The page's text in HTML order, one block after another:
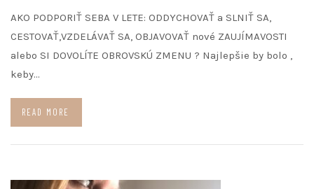
AKO PODPORIŤ SEBA V LETE: ODDYCHOVAŤ a SLNIŤ SA,
CESTOVAŤ,VZDELÁVAŤ SA, OBJAVOVAŤ nové ZAUJÍMAVOSTI
alebo SI DOVOLÍTE OBROVSKÚ ZMENU ? Najlepšie by bolo ,
keby…
READ MORE